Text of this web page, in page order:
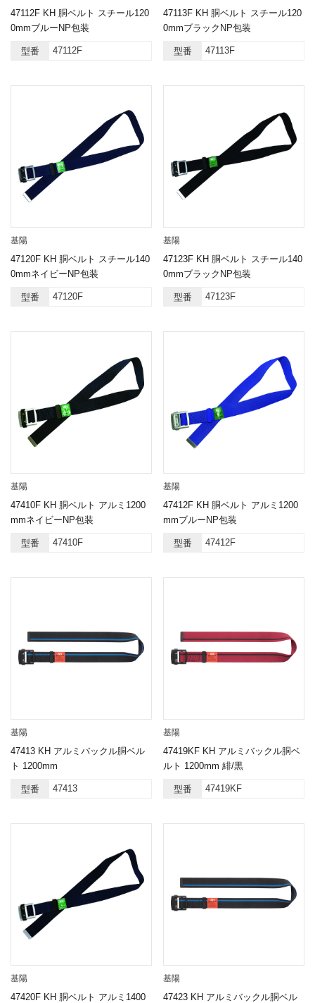
47112F KH 胴ベルト スチール120
0mmブルーNP包装
型番 47112F
47113F KH 胴ベルト スチール120
0mmブラックNP包装
型番 47113F
基陽
47120F KH 胴ベルト スチール140
0mmネイビーNP包装
型番 47120F
基陽
47123F KH 胴ベルト スチール140
0mmブラックNP包装
型番 47123F
基陽
47410F KH 胴ベルト アルミ1200
mmネイビーNP包装
型番 47410F
基陽
47412F KH 胴ベルト アルミ1200
mmブルーNP包装
型番 47412F
基陽
47413 KH アルミバックル胴ベル
ト 1200mm
型番 47413
基陽
47419KF KH アルミバックル胴ベ
ルト 1200mm 緋/黒
型番 47419KF
基陽
47420F KH 胴ベルト アルミ1400
基陽
47423 KH アルミバックル胴ベル